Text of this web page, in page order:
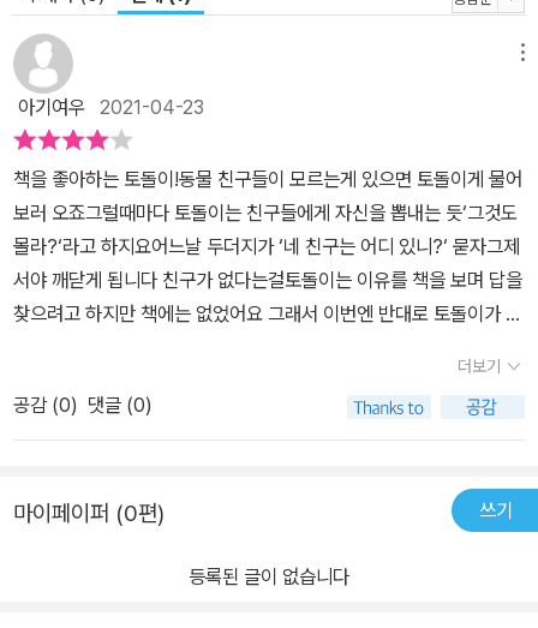
는 듯해서 웃음을 자아내지요. 위에 언급한 책만 읽는 아이가 <네 친
구는 어디 있니?>를 보면 어떤 반응일지 궁금해지는데요. 아마도 이
책을 보고 난 뒤 또래 친구에게 다가가 “우리는 친구야!” 하며 손을 내
밀지 않을까요.
아기여우 2021-04-23
책을 좋아하는 토돌이!동물 친구들이 모르는게 있으면 토돌이게 물어
보러 오죠그럴때마다 토돌이는 친구들에게 자신을 뽑내는 듯‘그것도
몰라?‘라고 하지요어느날 두더지가 ‘네 친구는 어디 있니?‘ 묻자그제
서야 깨닫게 됩니다 친구가 없다는걸토돌이는 이유를 책을 보며 답을
찾으려고 하지만 책에는 없었어요 그래서 이번엔 반대로 토돌이가 친
에 그랬던것 처럼 ‘그것도 몰라?‘라고 하죠 토돌이에 표정은 그림에
나타니지 않지만 두 귀가 툭 늘어트려져 있죠친구들은 ‘우리는 친구
야‘하며 웃습니다
더보기
공감 (0) 댓글 (0)
마이페이퍼 (0편) 쓰기
등록된 글이 없습니다